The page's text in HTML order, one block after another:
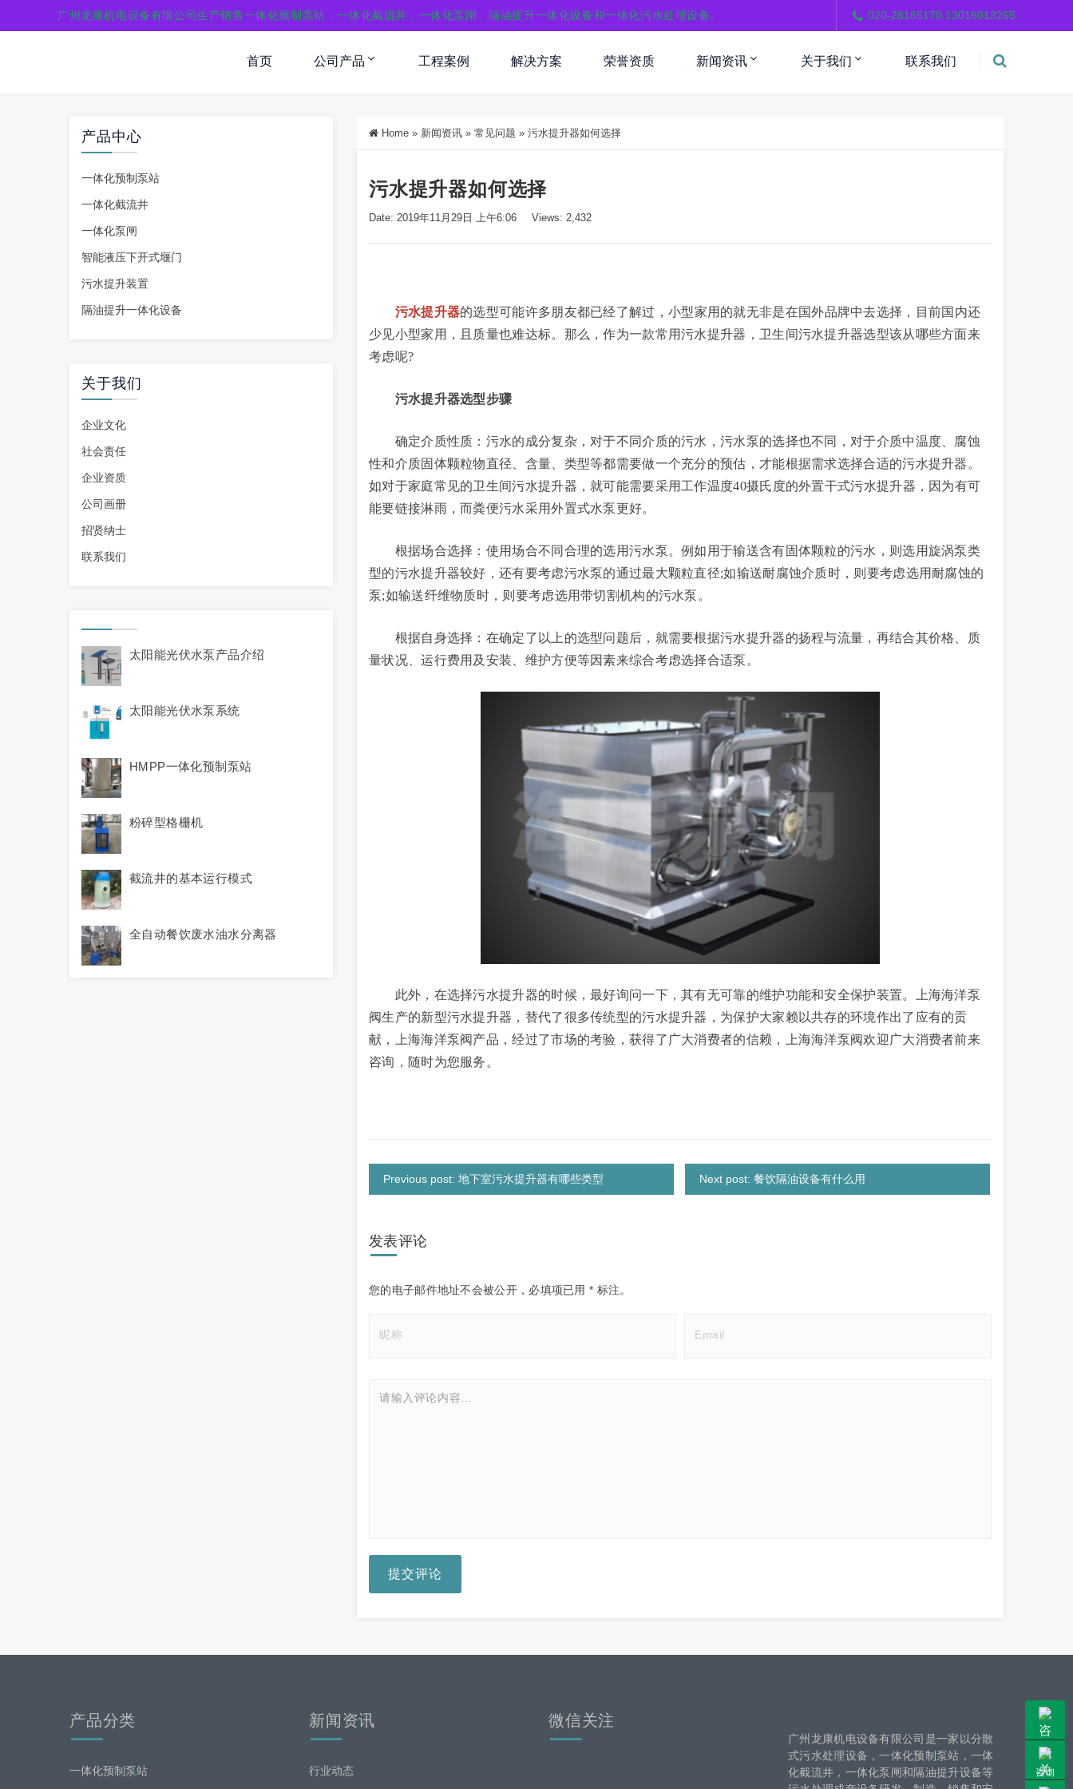
广州龙康机电设备有限公司生产销售一体化预制泵站，一体化截流井，一体化泵闸、隔油提升一体化设备和一体化污水处理设备。 020-28185170 13016013265
首页 公司产品 工程案例 解决方案 荣誉资质 新闻资讯 关于我们 联系我们
产品中心
一体化预制泵站
一体化截流井
一体化泵闸
智能液压下开式堰门
污水提升装置
隔油提升一体化设备
关于我们
企业文化
社会责任
企业资质
公司画册
招贤纳士
联系我们
太阳能光伏水泵产品介绍
太阳能光伏水泵系统
HMPP一体化预制泵站
粉碎型格栅机
截流井的基本运行模式
全自动餐饮废水油水分离器
Home » 新闻资讯 » 常见问题 » 污水提升器如何选择
污水提升器如何选择
Date: 2019年11月29日 上午6:06 Views: 2,432
污水提升器的选型可能许多朋友都已经了解过，小型家用的就无非是在国外品牌中去选择，目前国内还
少见小型家用，且质量也难达标。那么，作为一款常用污水提升器，卫生间污水提升器选型该从哪些方面来
考虑呢?
污水提升器选型步骤
确定介质性质：污水的成分复杂，对于不同介质的污水，污水泵的选择也不同，对于介质中温度、腐蚀
性和介质固体颗粒物直径、含量、类型等都需要做一个充分的预估，才能根据需求选择合适的污水提升器。
如对于家庭常见的卫生间污水提升器，就可能需要采用工作温度40摄氏度的外置干式污水提升器，因为有可
能要链接淋雨，而粪便污水采用外置式水泵更好。
根据场合选择：使用场合不同合理的选用污水泵。例如用于输送含有固体颗粒的污水，则选用旋涡泵类
型的污水提升器较好，还有要考虑污水泵的通过最大颗粒直径;如输送耐腐蚀介质时，则要考虑选用耐腐蚀的
泵;如输送纤维物质时，则要考虑选用带切割机构的污水泵。
根据自身选择：在确定了以上的选型问题后，就需要根据污水提升器的扬程与流量，再结合其价格、质
量状况、运行费用及安装、维护方便等因素来综合考虑选择合适泵。
此外，在选择污水提升器的时候，最好询问一下，其有无可靠的维护功能和安全保护装置。上海海洋泵
阀生产的新型污水提升器，替代了很多传统型的污水提升器，为保护大家赖以共存的环境作出了应有的贡
献，上海海洋泵阀产品，经过了市场的考验，获得了广大消费者的信赖，上海海洋泵阀欢迎广大消费者前来
咨询，随时为您服务。
Previous post: 地下室污水提升器有哪些类型 Next post: 餐饮隔油设备有什么用
发表评论
您的电子邮件地址不会被公开， 必填项已用* 标注。
提交评论
产品分类
一体化预制泵站
新闻资讯
行业动态
微信关注
广州龙康机电设备有限公司是一家以分散
式污水处理设备，一体化预制泵站，一体
化截流井，一体化泵闸和隔油提升设备等
咨询